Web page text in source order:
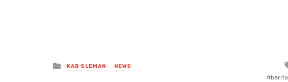
Posted
in
KAB SLEMAN NEWS